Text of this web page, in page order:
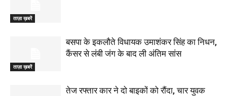
ताज़ा ख़बरें
ताज़ा ख़बरें
बसपा के इकलौते विधायक उमाशंकर सिंह का निधन,
कैंसर से लंबी जंग के बाद ली अंतिम सांस
तेज रफ्तार कार ने दो बाइकों को रौंदा, चार युवक